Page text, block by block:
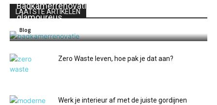
LAATSTE ARTIKELEN
Badkamerrenovatie: van gewoon naar
glamoureus
Blog
Zero Waste leven, hoe pak je dat aan?
Werk je interieur af met de juiste gordijnen